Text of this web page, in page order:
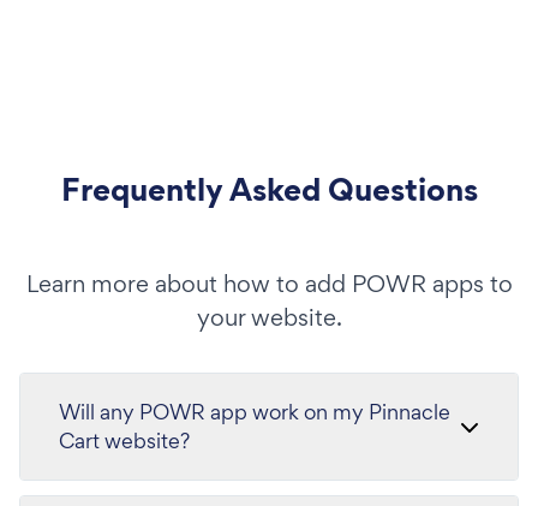
Frequently Asked Questions
Learn more about how to add POWR apps to
your website.
Will any POWR app work on my Pinnacle
Cart website?